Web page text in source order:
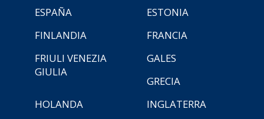
ESPAÑA
ESTONIA
FINLANDIA
FRANCIA
FRIULI VENEZIA
GIULIA
GALES
GRECIA
HOLANDA
INGLATERRA